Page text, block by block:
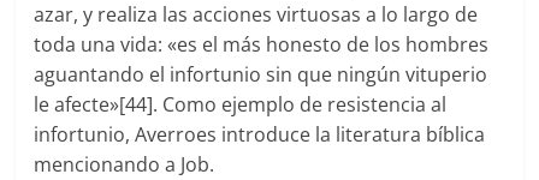
azar, y realiza las acciones virtuosas a lo largo de
toda una vida: «es el más honesto de los hombres
aguantando el infortunio sin que ningún vituperio
le afecte»[44]. Como ejemplo de resistencia al
infortunio, Averroes introduce la literatura bíblica
mencionando a Job.